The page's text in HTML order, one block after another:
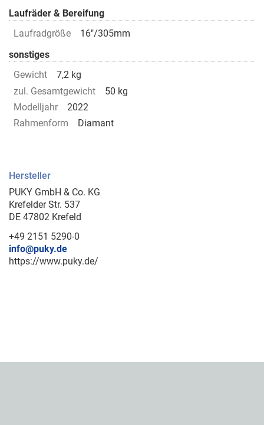
Laufräder & Bereifung
Laufradgröße
16"/305mm
sonstiges
Gewicht
7,2 kg
zul. Gesamtgewicht
50 kg
Modelljahr
2022
Rahmenform
Diamant
Hersteller
PUKY GmbH & Co. KG
Krefelder Str. 537
DE 47802 Krefeld
+49 2151 5290-0
info@puky.de
https://www.puky.de/